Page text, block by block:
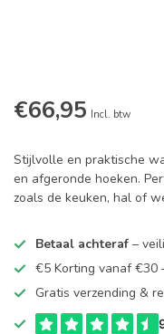
€66,95 Incl. btw
Stijlvolle en praktische
en afgeronde hoeken.
zoals de keuken, hal of
Betaal achteraf –
€5 Korting vanaf €30
Gratis verzending &